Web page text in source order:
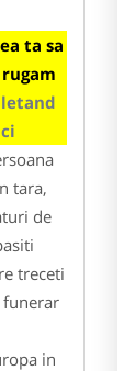
ta sa
tara,
de
treceti
in